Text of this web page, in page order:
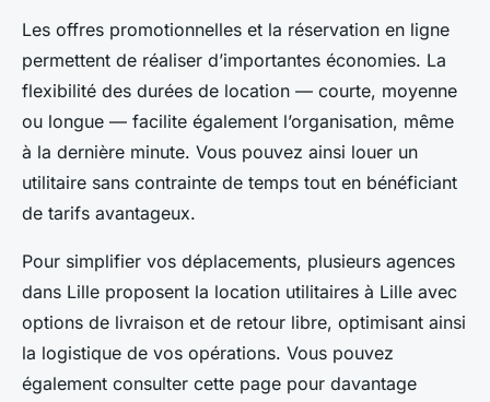
Les offres promotionnelles et la réservation en ligne
permettent de réaliser d’importantes économies. La
flexibilité des durées de location — courte, moyenne
ou longue — facilite également l’organisation, même
à la dernière minute. Vous pouvez ainsi louer un
utilitaire sans contrainte de temps tout en bénéficiant
de tarifs avantageux.
Pour simplifier vos déplacements, plusieurs agences
dans Lille proposent la location utilitaires à Lille avec
options de livraison et de retour libre, optimisant ainsi
la logistique de vos opérations. Vous pouvez
également consulter cette page pour davantage